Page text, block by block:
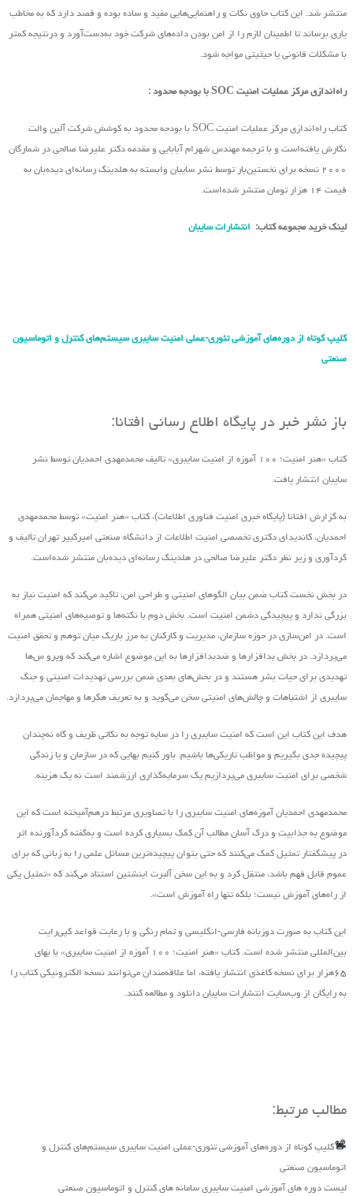
منتشر شد. این کتاب حاوی نکات و راهنمایی‌هایی مفید و ساده بوده و قصد دارد که به مخاطب
یاری برساند تا اطمینان لازم را از امن بودن داده‌های شرکت خود به‌دست‌آورد و درنتیجه کمتر
با مشکلات قانونی یا حیثیتی مواجه شود.
راه‌اندازی مرکز عملیات امنیت SOC با بودجه محدود :
کتاب راه‌اندازی مرکز عملیات امنیت SOC با بودجه محدود به کوشش شرکت آلین والت
نگارش یافته‌است و با ترجمه مهندس شهرام آبابایی و مقدمه دکتر علیرضا صالحی در شمارگان
۲۰۰۰ نسخه برای نخستین‌بار توسط نشر سایبان وابسته به هلدینگ رسانه‌ای دیده‌بان به
قیمت ۱۴ هزار تومان منتشر شده‌است.
لینک خرید مجموعه کتاب: انتشارات سایبان
کلیپ کوتاه از دوره‌های آموزشی تئوری-عملی امنیت سایبری سیستم‌های کنترل و اتوماسیون
صنعتی
باز نشر خبر در پایگاه اطلاع رسانی افتانا:
کتاب «هنر امنیت؛ ۱۰۰ آموزه از امنیت سایبری» تالیف محمدمهدی احمدیان توسط نشر
سایبان انتشار یافت.
به گزارش افتانا (پایگاه خبری امنیت فناوری اطلاعات)، کتاب «هنر امنیت» توسط محمدمهدی
احمدیان، کاندیدای دکتری تخصصی امنیت اطلاعات از دانشگاه صنعتی امیرکبیر تهران تألیف و
گردآوری و زیر نظر دکتر علیرضا صالحی در هلدینگ رسانه‌ای دیده‌بان منتشر شده‌است.
در بخش نخست کتاب ضمن بیان الگوهای امنیتی و طراحی امن، تاکید می‌کند که امنیت نیاز به
بزرگی ندارد و پیچیدگی دشمن امنیت است. بخش دوم با نکته‌ها و توصیه‌های امنیتی همراه
است. در امن‌سازی در حوزه‌ سازمان، مدیریت و کارکنان به مرز باریک میان توهم و تحقق امنیت
می‌پردازد. در بخش بدافزارها و ضدبدافزارها به این موضوع اشاره می‌کند که ویرو س‌ها
تهدیدی برای حیات بشر هستند و در بخش‌های بعدی ضمن بررسی تهدیدات امنیتی و جنگ
سایبری از اشتباهات و چالش‌های امنیتی سخن می‌گوید و به تعریف هکرها و مهاجمان می‌پردازد.
هدف این کتاب این است که امنیت سایبری را در سایه توجه به نکاتی ظریف و گاه نه‌چندان
پیچیده جدی بگیریم و مواظب تاریکی‌ها باشیم. باور کنیم بهایی که در سازمان و یا زندگی
شخصی برای امنیت سایبری می‌پردازیم یک سرمایه‌گذاری ارزشمند است نه یک هزینه.
محمدمهدی احمدیان آموزه‌های امنیت سایبری را با تصاویری مرتبط درهم‌آمیخته است که این
موضوع به جذابیت و درک آسان مطالب آن کمک بسیاری کرده است و به‌گفته گردآورنده اثر
در پیشگفتار تمثیل کمک می‌کنند که حتی بتوان پیچیده‌ترین مسائل علمی را به زبانی که برای
عموم قابل فهم باشد، منتقل کرد و به این سخن آلبرت اینشتین استناد می‌کند که «تمثیل یکی
از راه‌های آموزش نیست؛ بلکه تنها راه آموزش است».
این کتاب به صورت دوزبانه فارسی-انگلیسی و تمام رنگی و با رعایت قواعد کپی‌رایت
بین‌المللی منتشر شده است. کتاب «هنر امنیت؛ ۱۰۰ آموزه از امنیت سایبری» با بهای
۶۵هزار برای نسخه کاغذی انتشار یافته‌، اما علاقه‌مندان می‌توانند نسخه الکترونیکی کتاب را
به رایگان از وب‌سایت انتشارات سایبان دانلود و مطالعه کنند.
مطالب مرتبط:
کلیپ کوتاه از دوره‌های آموزشی تئوری-عملی امنیت سایبری سیستم‌های کنترل و
اتوماسیون صنعتی
لیست دوره های آموزشی امنیت سایبری سامانه های کنترل و اتوماسیون صنعتی